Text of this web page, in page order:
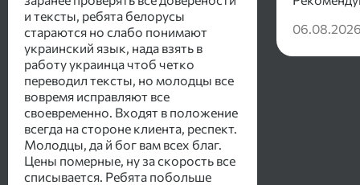
и тексты, ребята белорусы
стараются но слабо понимают
украинский язык, нада взять в
работу украинца чтоб четко
переводил тексты, но молодцы все
вовремя исправляют все
своевременно. Входят в положение
всегда на стороне клиента, респект.
Молодцы, да й бог вам всех благ.
Цены померные, ну за скорость все
списывается. Ребята побольше